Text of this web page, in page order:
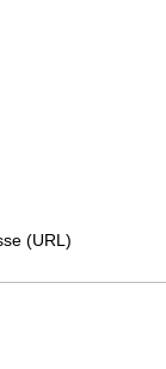
(URL)